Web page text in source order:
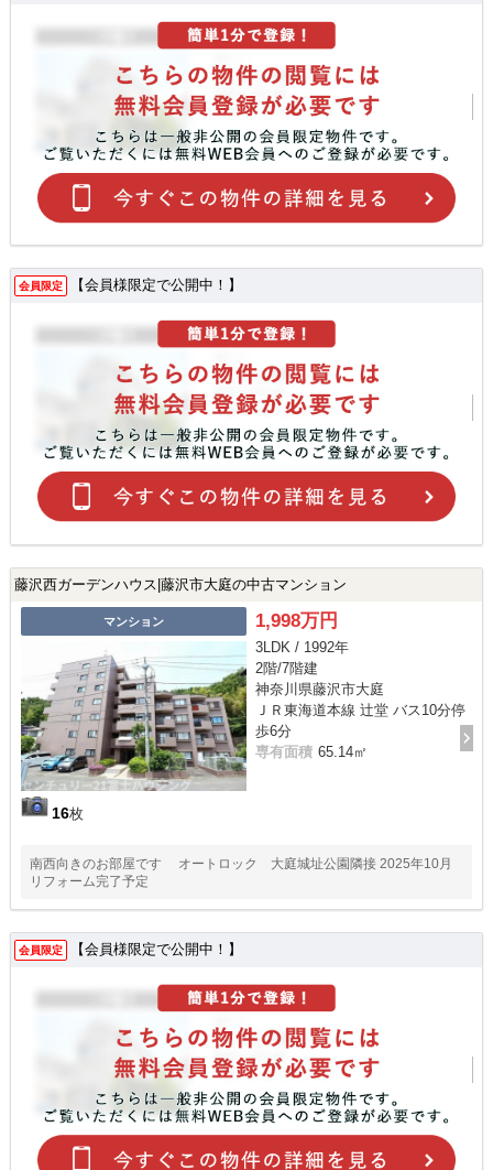
会員限定 【会員様限定で公開中！】
藤沢西ガーデンハウス|藤沢市大庭の中古マンション
マンション
16枚
1,998万円
3LDK / 1992年
2階/7階建
神奈川県藤沢市大庭
ＪＲ東海道本線 辻堂 バス10分停
歩6分
専有面積 65.14㎡
南西向きのお部屋です オートロック 大庭城址公園隣接 2025年10月
リフォーム完了予定
会員限定 【会員様限定で公開中！】